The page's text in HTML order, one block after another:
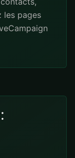
les pages